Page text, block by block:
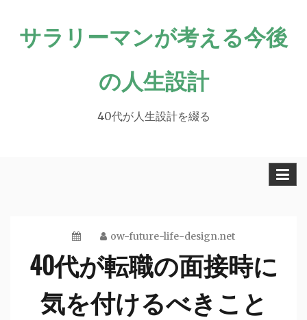
サラリーマンが考える今後
の人生設計
40代が人生設計を綴る
ow-future-life-design.net
40代が転職の面接時に
気を付けるべきこと